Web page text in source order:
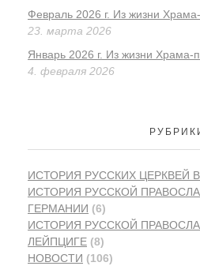
Февраль 2026 г. Из жизни
23. марта 2026
Январь 2026 г. Из жизни Храма-
4. февраля 2026
ИСТОРИЯ PУССКИХ ЦЕРКВЕЙ
ИСТОРИЯ РУССКОЙ
ГЕРМАНИИ (6)
ИСТОРИЯ РУССКОЙ
ЛЕЙПЦИГЕ (8)
НОВОСТИ (106)